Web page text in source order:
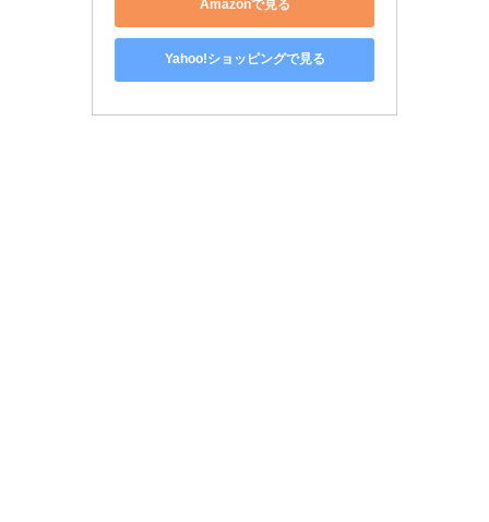
Amazonで見る
Yahoo!ショッピングで見る